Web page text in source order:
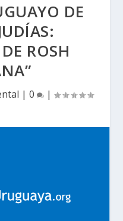
DE
ROSH
| 0 |